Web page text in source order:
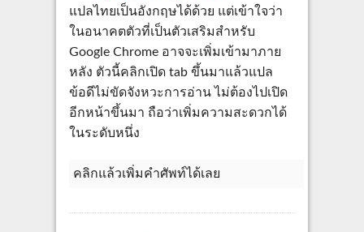
แปลไทยเป็นอังกฤษได้ด้วย แต่เข้าใจว่า
ในอนาคตตัวที่เป็นตัวเสริมสำหรับ
Google Chrome อาจจะเพิ่มเข้ามาภาย
หลัง ตัวนี้คลิกเปิด tab ขึ้นมาแล้วแปล
ข้อดีไม่ขัดจังหวะการอ่าน ไม่ต้องไปเปิด
อีกหน้าขึ้นมา ถือว่าเพิ่มความสะดวกได้
ในระดับหนึ่ง
คลิกแล้วเพิ่มคำศัพท์ได้เลย